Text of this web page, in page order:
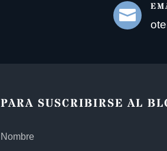

PARA SUSCRIBIRSE AL